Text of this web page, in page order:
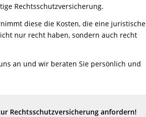
Rechtsschutzversicherung.
diese die Kosten, die eine juristische
nur recht haben, sondern auch recht
an und wir beraten Sie persönlich und
Rechtsschutzversicherung anfordern!